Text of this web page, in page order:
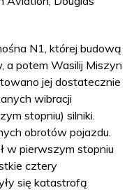
N1, której budową
a potem Wasilij Miszyn
jej dostatecznie
wibracji
stopniu) silniki.
obrotów pojazdu.
w pierwszym stopniu
cztery
się katastrofą